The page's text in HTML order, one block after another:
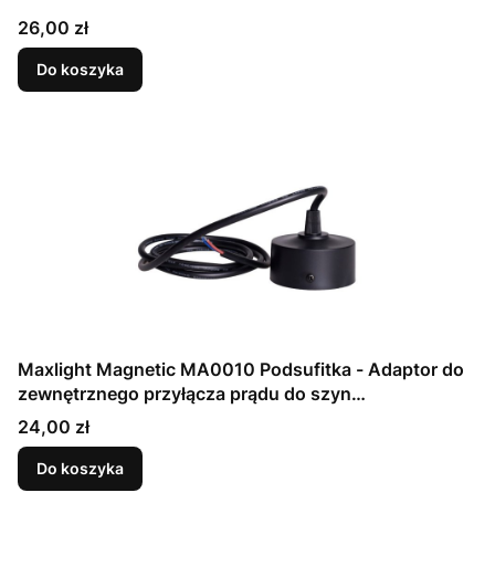
Cena
26,00 zł
Do koszyka
Maxlight Magnetic MA0010 Podsufitka - Adaptor do
zewnętrznego przyłącza prądu do szyn
magnetycznych
Cena
24,00 zł
Do koszyka